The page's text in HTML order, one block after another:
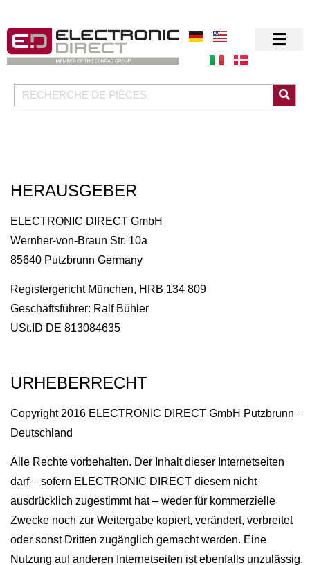
HERAUSGEBER
ELECTRONIC DIRECT GmbH
Wernher-von-Braun Str. 10a
85640 Putzbrunn Germany
Registergericht München, HRB 134 809
Geschäftsführer: Ralf Bühler
USt.ID DE 813084635
URHEBERRECHT
Copyright 2016 ELECTRONIC DIRECT GmbH Putzbrunn –
Deutschland
Alle Rechte vorbehalten. Der Inhalt dieser Internetseiten
darf – sofern ELECTRONIC DIRECT diesem nicht
ausdrücklich zugestimmt hat – weder für kommerzielle
Zwecke noch zur Weitergabe kopiert, verändert, verbreitet
oder sonst Dritten zugänglich gemacht werden. Eine
Nutzung auf anderen Internetseiten ist ebenfalls unzulässig.